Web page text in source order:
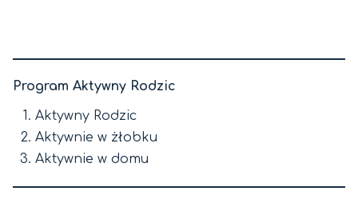
Program Aktywny Rodzic
Aktywny Rodzic
Aktywnie w żłobku
Aktywnie w domu